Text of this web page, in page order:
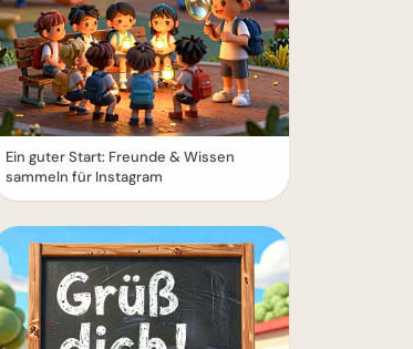
Ein guter Start: Freunde & Wissen
sammeln für Instagram